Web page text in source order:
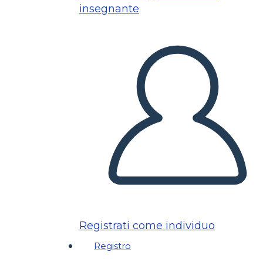
insegnante
Registrati come individuo
Registro